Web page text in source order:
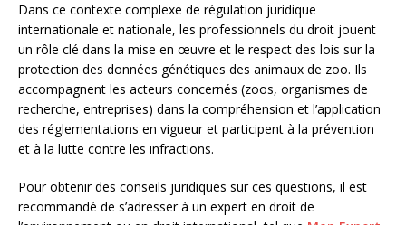
Dans ce contexte complexe de régulation juridique
internationale et nationale, les professionnels du droit jouent
un rôle clé dans la mise en œuvre et le respect des lois sur la
protection des données génétiques des animaux de zoo. Ils
accompagnent les acteurs concernés (zoos, organismes de
recherche, entreprises) dans la compréhension et l’application
des réglementations en vigueur et participent à la prévention
et à la lutte contre les infractions.
Pour obtenir des conseils juridiques sur ces questions, il est
recommandé de s’adresser à un expert en droit de